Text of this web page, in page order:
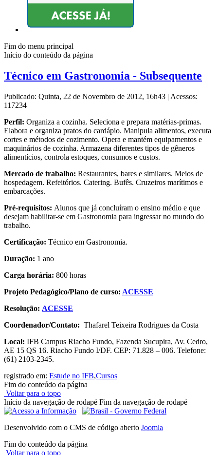
Fim do menu principal
Início do conteúdo da página
Técnico em Gastronomia - Subsequente
Publicado: Quinta, 22 de Novembro de 2012, 16h43 | Acessos:
117234
Perfil: Organiza a cozinha. Seleciona e prepara matérias-primas.
Elabora e organiza pratos do cardápio. Manipula alimentos, executa
cortes e métodos de cozimento. Opera e mantém equipamentos e
maquinários de cozinha. Armazena diferentes tipos de gêneros
alimentícios, controla estoques, consumos e custos.
Mercado de trabalho: Restaurantes, bares e similares. Meios de
hospedagem. Refeitórios. Catering. Bufês. Cruzeiros marítimos e
embarcações.
Pré-requisitos: Alunos que já concluíram o ensino médio e que
desejam habilitar-se em Gastronomia para ingressar no mundo do
trabalho.
Certificação: Técnico em Gastronomia.
Duração: 1 ano
Carga horária: 800 horas
Projeto Pedagógico/Plano de curso: ACESSE
Resolução: ACESSE
Coordenador/Contato: Thafarel Teixeira Rodrigues da Costa
Local: IFB Campus Riacho Fundo, Fazenda Sucupira, Av. Cedro,
AE 15 QS 16. Riacho Fundo I/DF. CEP: 71.828 – 006. Telefone:
(61) 2103-2345.
registrado em: Estude no IFB,Cursos
Fim do conteúdo da página
Voltar para o topo
Início da navegação de rodapé Fim da navegação de rodapé
Desenvolvido com o CMS de código aberto Joomla
Fim do conteúdo da página
Voltar para o topo